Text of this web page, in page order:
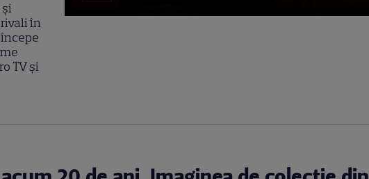
în
începe
TV și